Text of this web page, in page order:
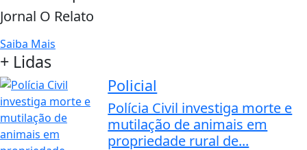
Jornal O Relato
Saiba Mais
+ Lidas
Policial
Polícia Civil investiga morte e
mutilação de animais em
propriedade rural de...